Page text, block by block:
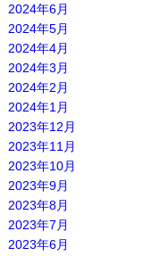
2024年6月
2024年5月
2024年4月
2024年3月
2024年2月
2024年1月
2023年12月
2023年11月
2023年10月
2023年9月
2023年8月
2023年7月
2023年6月